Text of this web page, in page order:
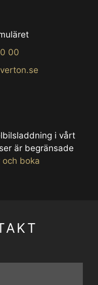
00
i vårt
är begränsade
och boka